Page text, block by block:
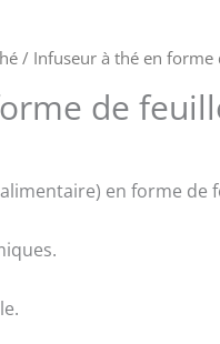
/ Infuseur à thé en forme
de
en forme de